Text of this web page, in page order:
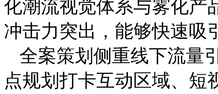
化潮流视觉体系与雾化产
冲击力突出，能够快速吸
全案策划侧重线下流量
点规划打卡互动区域、短